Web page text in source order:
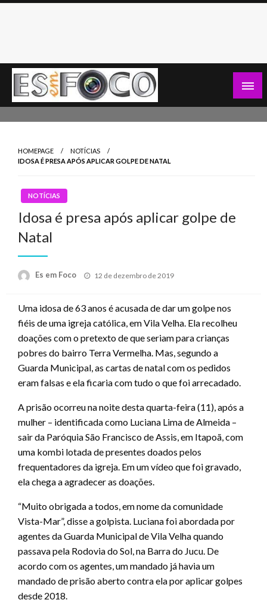
Skip
HOMEPAGE
NOTÍCIAS
IDOSA É PRESA APÓS APLICAR GOLPE DE NATAL
NOTÍCIAS
Idosa é presa após aplicar golpe de
Natal
Es em Foco
Posted
12 de dezembro de 2019
Uma idosa de 63 anos é acusada de dar um golpe nos
fiéis de uma igreja católica, em Vila Velha. Ela recolheu
doações com o pretexto de que seriam para crianças
pobres do bairro Terra Vermelha. Mas, segundo a
Guarda Municipal, as cartas de natal com os pedidos
eram falsas e ela ficaria com tudo o que foi arrecadado.
A prisão ocorreu na noite desta quarta-feira (11), após a
mulher – identificada como Luciana Lima de Almeida –
sair da Paróquia São Francisco de Assis, em Itapoã, com
uma kombi lotada de presentes doados pelos
frequentadores da igreja. Em um vídeo que foi gravado,
ela chega a agradecer as doações.
“Muito obrigada a todos, em nome da comunidade
Vista-Mar”, disse a golpista. Luciana foi abordada por
agentes da Guarda Municipal de Vila Velha quando
passava pela Rodovia do Sol, na Barra do Jucu. De
acordo com os agentes, um mandado já havia um
mandado de prisão aberto contra ela por aplicar golpes
desde 2018.